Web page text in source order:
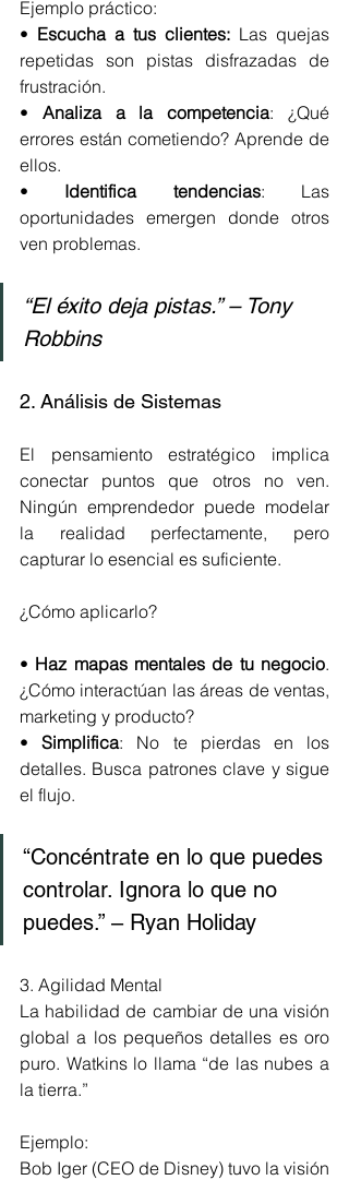
Ejemplo práctico:
• Escucha a tus clientes: Las quejas
repetidas son pistas disfrazadas de
frustración.
• Analiza a la competencia: ¿Qué
errores están cometiendo? Aprende de
ellos.
• Identifica tendencias: Las
oportunidades emergen donde otros
ven problemas.
“El éxito deja pistas.” – Tony
Robbins
2. Análisis de Sistemas
El pensamiento estratégico implica
conectar puntos que otros no ven.
Ningún emprendedor puede modelar
la realidad perfectamente, pero
capturar lo esencial es suficiente.
¿Cómo aplicarlo?
• Haz mapas mentales de tu negocio.
¿Cómo interactúan las áreas de ventas,
marketing y producto?
• Simplifica: No te pierdas en los
detalles. Busca patrones clave y sigue
el flujo.
“Concéntrate en lo que puedes
controlar. Ignora lo que no
puedes.” – Ryan Holiday
3. Agilidad Mental
La habilidad de cambiar de una visión
global a los pequeños detalles es oro
puro. Watkins lo llama “de las nubes a
la tierra.”
Ejemplo:
Bob Iger (CEO de Disney) tuvo la visión